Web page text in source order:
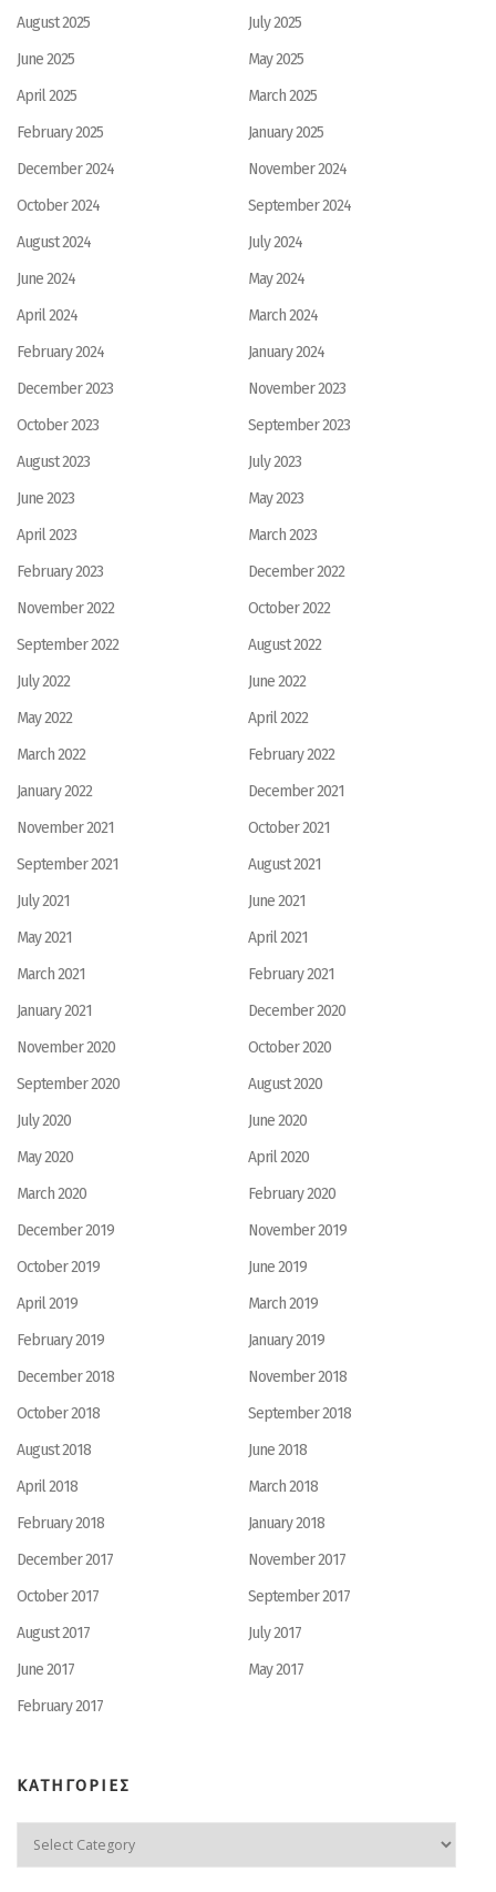
August 2025
July 2025
June 2025
May 2025
April 2025
March 2025
February 2025
January 2025
December 2024
November 2024
October 2024
September 2024
August 2024
July 2024
June 2024
May 2024
April 2024
March 2024
February 2024
January 2024
December 2023
November 2023
October 2023
September 2023
August 2023
July 2023
June 2023
May 2023
April 2023
March 2023
February 2023
December 2022
November 2022
October 2022
September 2022
August 2022
July 2022
June 2022
May 2022
April 2022
March 2022
February 2022
January 2022
December 2021
November 2021
October 2021
September 2021
August 2021
July 2021
June 2021
May 2021
April 2021
March 2021
February 2021
January 2021
December 2020
November 2020
October 2020
September 2020
August 2020
July 2020
June 2020
May 2020
April 2020
March 2020
February 2020
December 2019
November 2019
October 2019
June 2019
April 2019
March 2019
February 2019
January 2019
December 2018
November 2018
October 2018
September 2018
August 2018
June 2018
April 2018
March 2018
February 2018
January 2018
December 2017
November 2017
October 2017
September 2017
August 2017
July 2017
June 2017
May 2017
February 2017
ΚΑΤΗΓΟΡΙΕΣ
ΚΑΤΗΓΟΡΙΕΣ